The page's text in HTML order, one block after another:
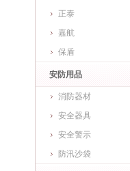
正泰
嘉航
保盾
安防用品
消防器材
安全器具
安全警示
防汛沙袋